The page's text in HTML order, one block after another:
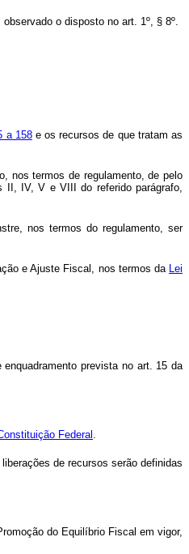
o disposto no art. 1º, § 8º.
a 158e os recursos de que tratam as
nos termos de regulamento, de pelo
II, IV, V e VIII do referido parágrafo,
nos termos do regulamento, ser
e Ajuste Fiscal, nos termos da Lei
enquadramento prevista no art. 15 da
Federal.
de recursos serão definidas
do Equilíbrio Fiscal em vigor,